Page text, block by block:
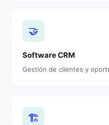
🤝
Software CRM
Gestión de clientes y
🏗️